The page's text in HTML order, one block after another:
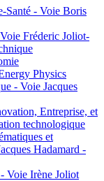
- Voie Boris
Fréderic Joliot-
Physics
- Voie Jacques
Entreprise, et
technologique
et
Hadamard -
Voie Irène Joliot